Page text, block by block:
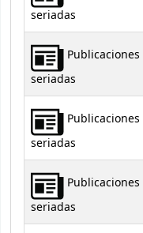
seriadas
Publicaciones
seriadas
Publicaciones
seriadas
Publicaciones
seriadas